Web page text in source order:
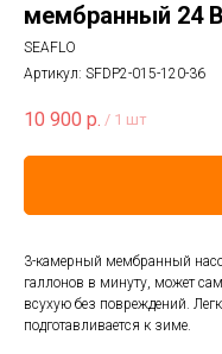
мембранный 24 В
SEAFLO
Артикул: SFDP2-015-120-36
10 900 р. / 1 шт
3-камерный мембранный
галлонов в минуту, может
всухую без повреждений.
подготавливается к зиме.